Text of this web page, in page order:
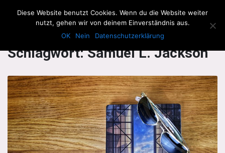
The Howling Men
Schlagwort:Samuel L. Jackson
Diese Website benutzt Cookies. Wenn du die Website weiter
nutzt, gehen wir von deinem Einverständnis aus.
OK
Nein Datenschutzerklärung